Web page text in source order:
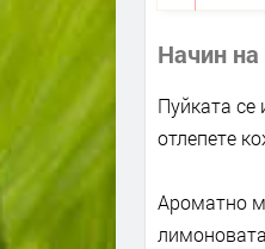
Начин на
Пуйката
отлепете
Ароматно